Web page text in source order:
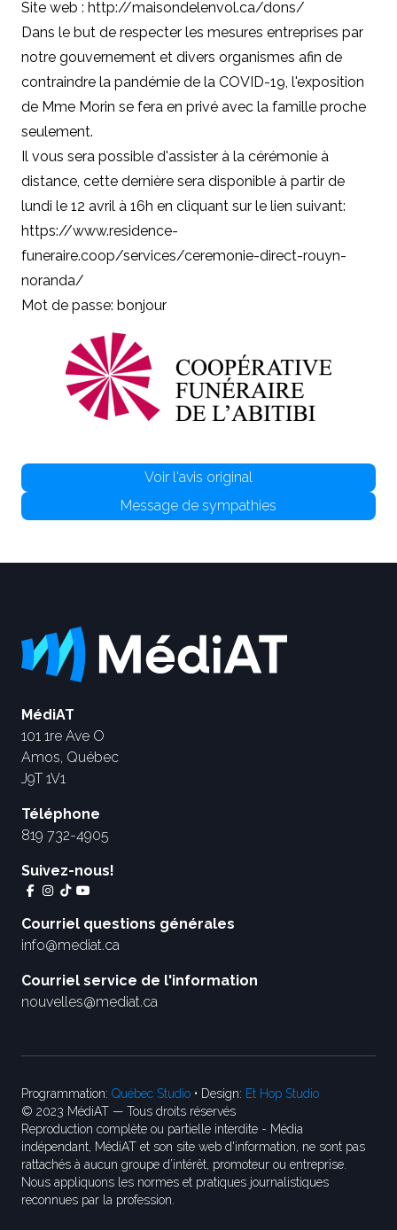
Site web : http://maisondelenvol.ca/dons/
Dans le but de respecter les mesures entreprises par
notre gouvernement et divers organismes afin de
contraindre la pandémie de la COVID-19, l'exposition
de Mme Morin se fera en privé avec la famille proche
seulement.
Il vous sera possible d'assister à la cérémonie à
distance, cette dernière sera disponible à partir de
lundi le 12 avril à 16h en cliquant sur le lien suivant:
https://www.residence-
funeraire.coop/services/ceremonie-direct-rouyn-
noranda/
Mot de passe: bonjour
Voir l'avis original
Message de sympathies
MédiAT
101 1re Ave O
Amos, Québec
J9T 1V1
Téléphone
819 732-4905
Suivez-nous!
Courriel questions générales
info@mediat.ca
Courriel service de l'information
nouvelles@mediat.ca
Programmation: Québec Studio • Design: Et Hop Studio
© 2023 MédiAT — Tous droits réservés
Reproduction complète ou partielle interdite - Média
indépendant, MédiAT et son site web d'information, ne sont pas
rattachés à aucun groupe d’intérêt, promoteur ou entreprise.
Nous appliquons les normes et pratiques journalistiques
reconnues par la profession.